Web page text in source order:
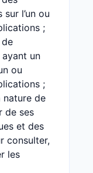
l’un ou
;
ayant un
ou
;
nature de
de ses
et des
consulter,
les